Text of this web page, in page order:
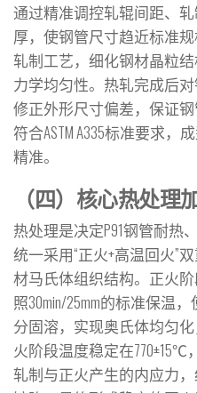
通过精准调控轧辊间距、
厚，使钢管尺寸趋近标准
轧制工艺，细化钢材晶粒
力学均匀性。热轧完成后
修正外形尺寸偏差，保证
符合ASTM A335标准要求
精准。
（四）核心热处理
热处理是决定P91钢管耐热
统一采用“正火+高温回火”
材马氏体组织结构。正火
照30min/25mm的标准保温
分固溶，实现奥氏体均匀
火阶段温度稳定在
轧制与正火产生的内应力